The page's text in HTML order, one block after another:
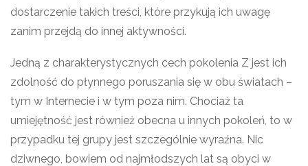
dostarczenie takich treści, które przykują ich uwagę
zanim przejdą do innej aktywności.
Jedną z charakterystycznych cech pokolenia Z jest ich
zdolność do płynnego poruszania się w obu światach –
tym w Internecie i w tym poza nim. Chociaż ta
umiejętność jest również obecna u innych pokoleń, to w
przypadku tej grupy jest szczególnie wyraźna. Nic
dziwnego, bowiem od najmłodszych lat są obyci w